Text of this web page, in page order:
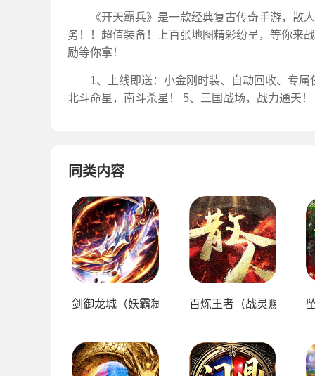
《开天霸兵》是一款经典复古传奇手游，散
务！！超值装备！上百张地图精彩纷呈，等你来
励等你拿！
1、上线即送：小金刚时装、自动回收、专
北斗命星，南斗杀星！ 5、三国战场，战力通天
同类内容
剑御龙城（妖霸弑神一刀斩）百炼王者（战灵赐福刀刀